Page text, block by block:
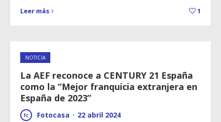
Leer más 1
NOTICIA
La AEF reconoce a CENTURY 21 España
como la “Mejor franquicia extranjera en
España de 2023”
Fotocasa · 22 abril 2024